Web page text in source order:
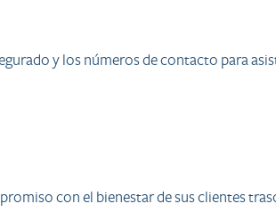
y los números de contacto para
con el bienestar de sus clientes